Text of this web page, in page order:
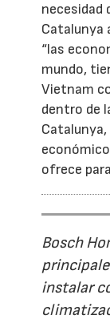
necesidad
Catalunya
“las
mundo,
Vietnam
dentro de
ofrece
Bosch
instalar